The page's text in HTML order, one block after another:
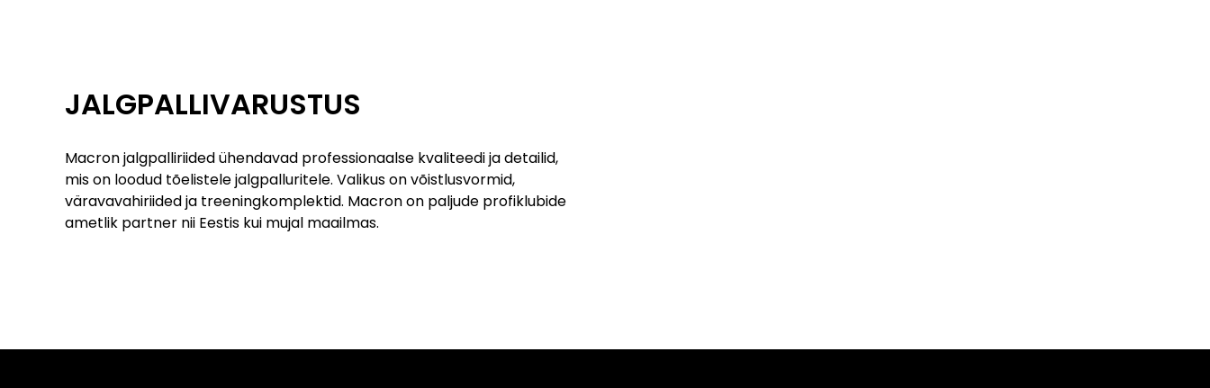
JALGPALLIVARUSTUS
Macron jalgpalliriided ühendavad professionaalse kvaliteedi ja detailid,
mis on loodud tõelistele jalgpalluritele. Valikus on võistlusvormid,
väravavahiriided ja treeningkomplektid. Macron on paljude profiklubide
ametlik partner nii Eestis kui mujal maailmas.